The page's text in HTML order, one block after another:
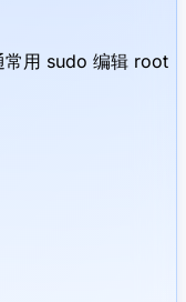
常用 sudo 编辑 root